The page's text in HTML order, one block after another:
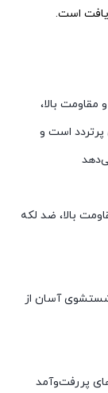
است.
بالا،
پرتردد است و
بالا، ضد لکه
آسان از
پررفت‌وآمد